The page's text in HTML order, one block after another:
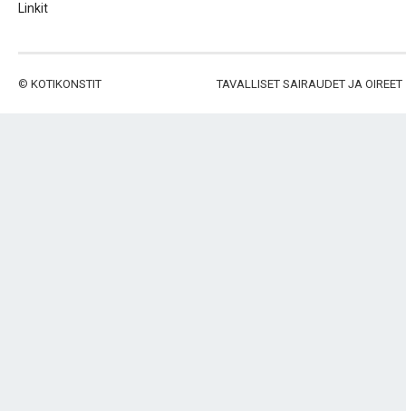
Linkit
© KOTIKONSTIT TAVALLISET SAIRAUDET JA OIREET